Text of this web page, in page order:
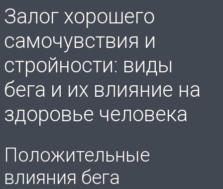
Залог хорошего
самочувствия и
стройности: виды
бега и их влияние на
здоровье человека
Положительные
влияния бега